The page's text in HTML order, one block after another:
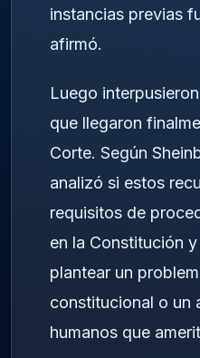
instancias previas
afirmó.
Luego
que llegaron
Corte. Según
analizó si estos
requisitos de
en la Constitución
plantear un
constitucional o un
humanos que